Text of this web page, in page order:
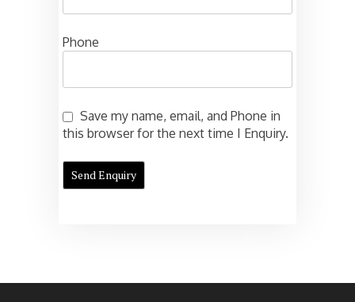
Phone
Save my name, email, and Phone in
this browser for the next time I Enquiry.